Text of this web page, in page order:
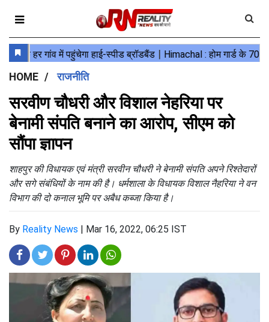
HOME राजनीति
सरवीण चौधरी और विशाल नेहरिया पर
बेनामी संपति बनाने का आरोप, सीएम को
सौंपा ज्ञापन
शाहपुर की विधायक एवं मंत्री सरवीन चौधरी ने बेनामी संपति अपने रिश्तेदारों
और सगे संबंधियों के नाम की है। धर्मशाला के विधायक विशाल नैहरिया ने वन
विभाग की दो कनाल भूमि पर अबैध कब्जा किया है।
By Reality News | Mar 16, 2022, 06:25 IST